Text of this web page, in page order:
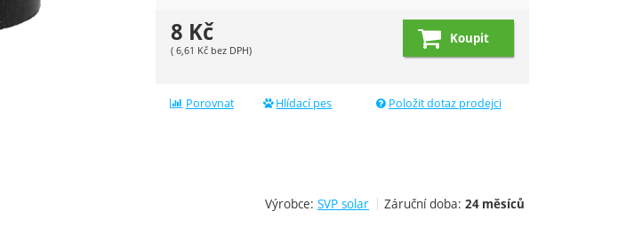
8 Kč
(6,61 Kč bez DPH)
Koupit
Porovnat Hlídací pes Položit dotaz prodejci
Výrobce: SVP solar Záruční doba: 24 měsíců